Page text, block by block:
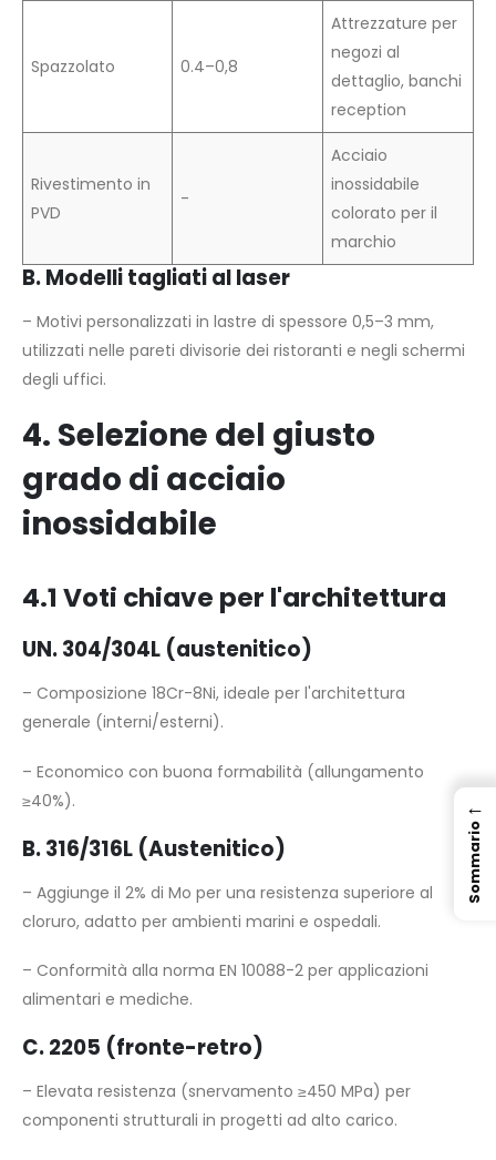
Spazzolato 0.4–0,8
Attrezzature per
negozi al
dettaglio, banchi
reception
Rivestimento in
PVD
-
Acciaio
inossidabile
colorato per il
marchio
B. Modelli tagliati al laser
– Motivi personalizzati in lastre di spessore 0,5–3 mm,
utilizzati nelle pareti divisorie dei ristoranti e negli schermi
degli uffici.
4. Selezione del giusto
grado di acciaio
inossidabile
4.1 Voti chiave per l'architettura
UN. 304/304L (austenitico)
– Composizione 18Cr-8Ni, ideale per l'architettura
generale (interni/esterni).
– Economico con buona formabilità (allungamento
≥40%).
B. 316/316L (Austenitico)
– Aggiunge il 2% di Mo per una resistenza superiore al
cloruro, adatto per ambienti marini e ospedali.
– Conformità alla norma EN 10088-2 per applicazioni
alimentari e mediche.
C. 2205 (fronte-retro)
– Elevata resistenza (snervamento ≥450 MPa) per
componenti strutturali in progetti ad alto carico.
←
Sommario